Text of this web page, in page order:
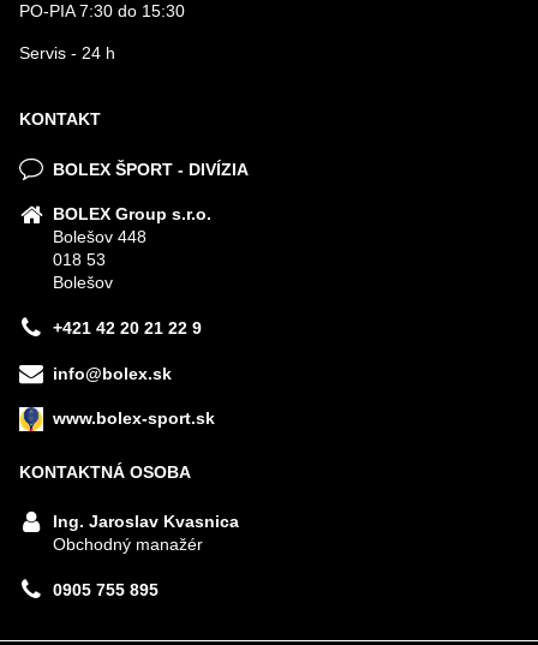
PO-PIA 7:30 do 15:30
Servis - 24 h
KONTAKT
BOLEX ŠPORT - DIVÍZIA
BOLEX Group s.r.o.
Bolešov 448
018 53
Bolešov
+421 42 20 21 22 9
info@bolex.sk
www.bolex-sport.sk
KONTAKTNÁ OSOBA
Ing. Jaroslav Kvasnica
Obchodný manažér
0905 755 895